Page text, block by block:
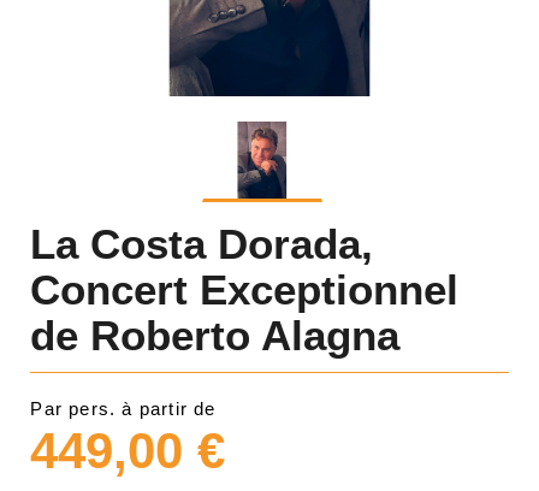
La Costa Dorada,
Concert Exceptionnel
de Roberto Alagna
Par pers. à partir de
449,00 €